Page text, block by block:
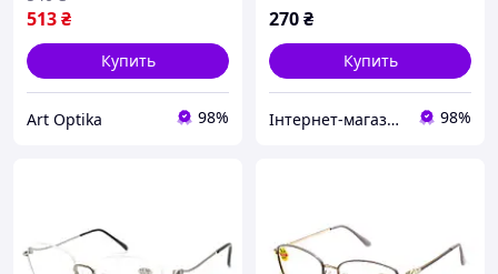
Gvest 24415-C4
513₴
Купить
Art Optika 98%
270₴
Купить
Інтернет-магазин "Нові окуляри" 98%